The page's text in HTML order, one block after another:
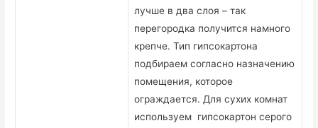
лучше в два слоя – так
перегородка получится намного
крепче. Тип гипсокартона
подбираем согласно назначению
помещения, которое
ограждается. Для сухих комнат
используем гипсокартон серого